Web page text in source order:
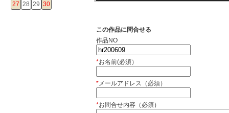
27 28 29 30
この作品に問合せる
作品NO
*お名前(必須）
*メールアドレス（必須）
*お問合せ内容（必須）